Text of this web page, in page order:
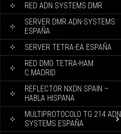
RED ADN SYSTEMS DMR
SERVER DMR ADN-SYSTEMS
ESPAÑA
SERVER TETRA-EA ESPAÑA
RED DMO TETRA-HAM
C.MADRID
REFLECTOR NXDN SPAIN –
HABLA HISPANA
MULTIPROTOCOLO TG 214 ADN
SYSTEMS ESPAÑA